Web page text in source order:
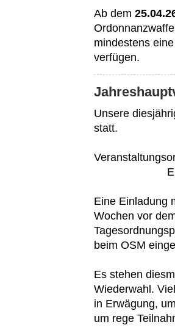
Ab dem
mindestens
verfügen.
Unsere
statt.
Eine Einladung
Wochen vor
beim OSM
Es stehen
Wiederwahl.
in Erwägung,
um rege